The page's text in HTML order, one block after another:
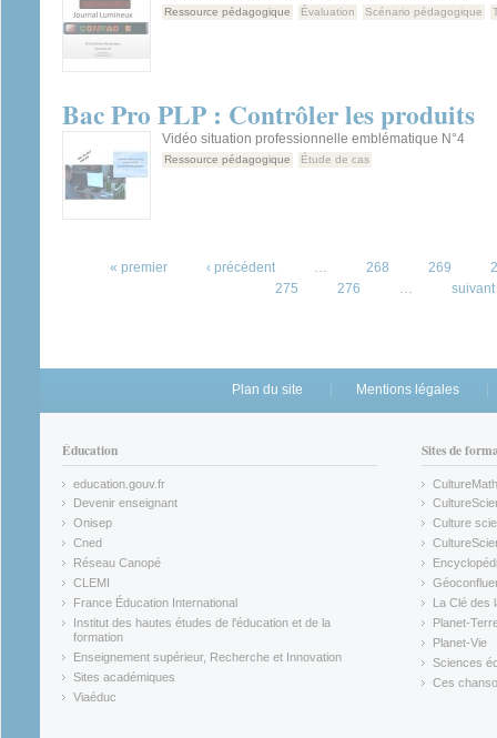
Ressource pédagogique Évaluation Scénario pédagogique
Bac Pro PLP : Contrôler les produits
Vidéo situation professionnelle emblématique N°4
Ressource pédagogique Étude de cas
« premier ‹ précédent 268 269
275
276 suivant
Plan du site Mentions légales
Éducation
education.gouv.fr
(link is external)
Devenir enseignant
(link is external)
Onisep
(link is external)
Cned
(link is external)
Réseau Canopé
(link is external)
CLEMI
(link is external)
France Éducation International
(link is external)
Institut des hautes études de l'éducation et de la
formation
(link is external)
Enseignement supérieur, Recherche et Innovation
(link is external)
Sites académiques
(link is external)
Viaéduc
Sites de
CultureMath
(link is
(link is
Culture
(link is
(link is
(link is
La Clé des
(link is
Planet-
(link is
Planet-Vie
(link is
Sciences
(link is
Ces